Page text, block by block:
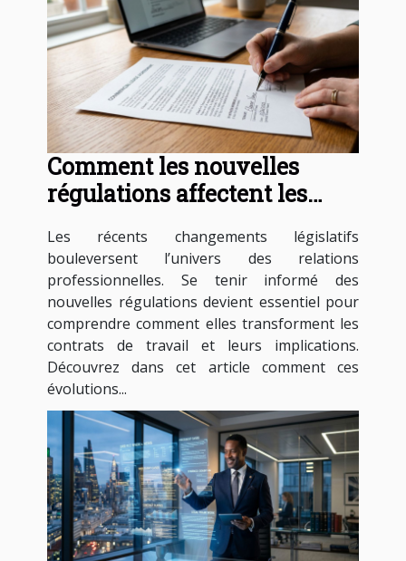
Comment les nouvelles
régulations affectent les
Les récents changements législatifs
bouleversent l’univers des relations
professionnelles. Se tenir informé des
nouvelles régulations devient essentiel pour
comprendre comment elles transforment les
contrats de travail et leurs implications.
Découvrez dans cet article comment ces
évolutions...